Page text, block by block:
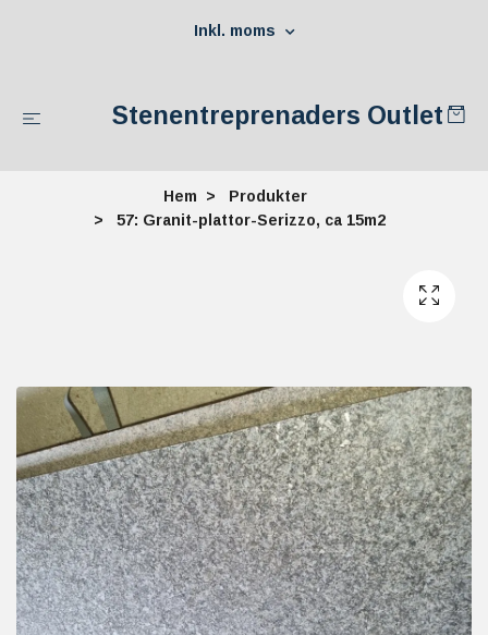
Inkl. moms
Stenentreprenaders Outlet
Hem
Produkter
57: Granit-plattor-Serizzo, ca 15m2